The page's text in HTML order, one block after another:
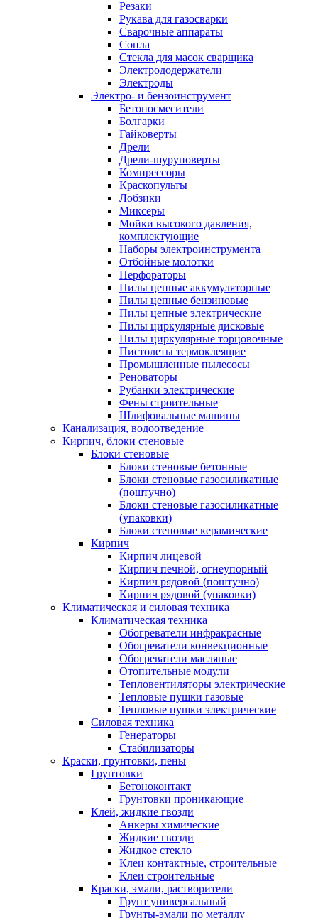
Резаки
Рукава для газосварки
Сварочные аппараты
Сопла
Стекла для масок сварщика
Электрододержатели
Электроды
Электро- и бензоинструмент
Бетоносмесители
Болгарки
Гайковерты
Дрели
Дрели-шуруповерты
Компрессоры
Краскопульты
Лобзики
Миксеры
Мойки высокого давления,
комплектующие
Наборы электроинструмента
Отбойные молотки
Перфораторы
Пилы цепные аккумуляторные
Пилы цепные бензиновые
Пилы цепные электрические
Пилы циркулярные дисковые
Пилы циркулярные торцовочные
Пистолеты термоклеящие
Промышленные пылесосы
Реноваторы
Рубанки электрические
Фены строительные
Шлифовальные машины
Канализация, водоотведение
Кирпич, блоки стеновые
Блоки стеновые
Блоки стеновые бетонные
Блоки стеновые газосиликатные
(поштучно)
Блоки стеновые газосиликатные
(упаковки)
Блоки стеновые керамические
Кирпич
Кирпич лицевой
Кирпич печной, огнеупорный
Кирпич рядовой (поштучно)
Кирпич рядовой (упаковки)
Климатическая и силовая техника
Климатическая техника
Обогреватели инфракрасные
Обогреватели конвекционные
Обогреватели масляные
Отопительные модули
Тепловентиляторы электрические
Тепловые пушки газовые
Тепловые пушки электрические
Силовая техника
Генераторы
Стабилизаторы
Краски, грунтовки, пены
Грунтовки
Бетоноконтакт
Грунтовки проникающие
Клей, жидкие гвозди
Анкеры химические
Жидкие гвозди
Жидкое стекло
Клеи контактные, строительные
Клеи строительные
Краски, эмали, растворители
Грунт универсальный
Грунты-эмали по металлу